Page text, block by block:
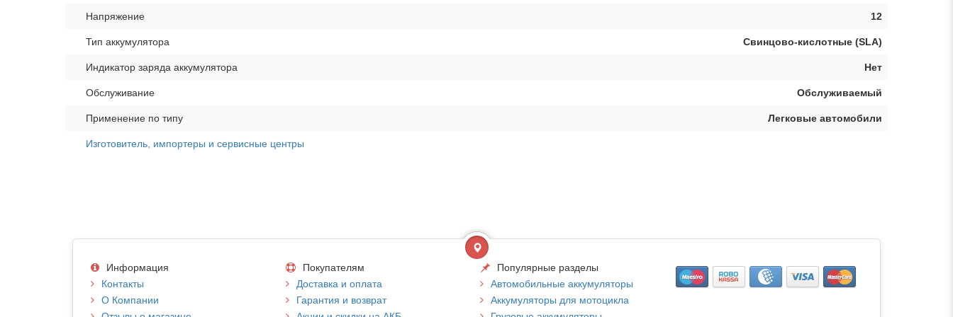
Напряжение 12
Тип аккумулятора Свинцово-кислотные (SLA)
Индикатор заряда аккумулятора Нет
Обслуживание Обслуживаемый
Применение по типу Легковые автомобили
Изготовитель, импортеры и сервисные центры
Информация
Контакты
О Компании
Покупателям
Доставка и оплата
Гарантия и возврат
Популярные разделы
Автомобильные аккумуляторы
Аккумуляторы для мотоцикла